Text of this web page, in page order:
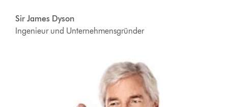
Sir James Dyson
Ingenieur und Unternehmensgründer